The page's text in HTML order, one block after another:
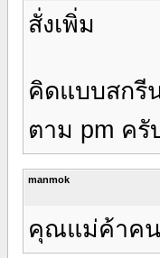
สั่งเพิ่ม
คิดแบบสกรี
ตาม pm ครั
manmok
คุณแม่ค้าคน